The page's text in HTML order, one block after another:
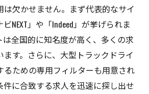
は欠かせません。まず代表的なサイ
NEXT」や「Indeed」が挙げられま
は全国的に知名度が高く、多くの求
す。さらに、大型トラックドライ
ための専用フィルターも用意され
件に合致する求人を迅速に探し出せ